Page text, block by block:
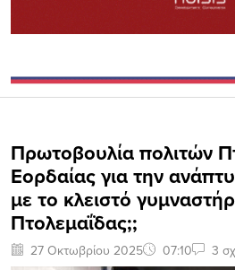
Πρωτοβουλία πολιτών
Εορδαίας για την
με το κλειστό
Πτολεμαΐδας;;
27 Οκτωβρίου 2025 07:10 3